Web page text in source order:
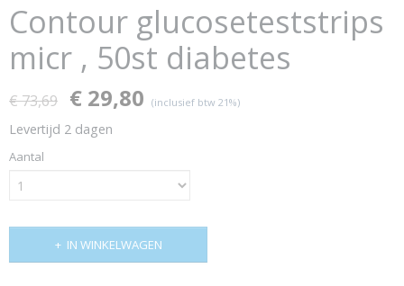
Contour glucoseteststrips
micr , 50st diabetes
€ 73,69 € 29,80 (inclusief btw 21%)
Levertijd 2 dagen
Aantal
IN WINKELWAGEN